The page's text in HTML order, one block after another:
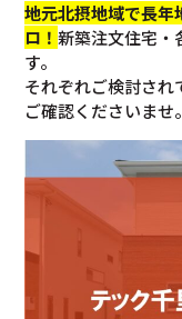
地元北摂地域で長年
ロ！新築注文住宅・
す。
それぞれご検討され
ご確認くださいませ。